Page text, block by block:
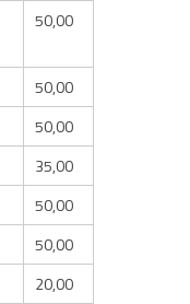
50,00
50,00
50,00
35,00
50,00
50,00
20,00